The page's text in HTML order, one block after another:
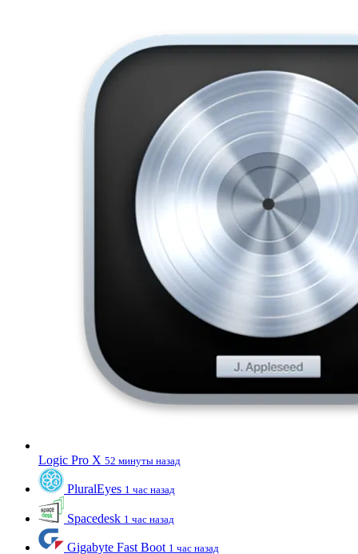
Logic Pro X 52 минуты назад
PluralEyes 1 час назад
Spacedesk 1 час назад
Gigabyte Fast Boot 1 час назад